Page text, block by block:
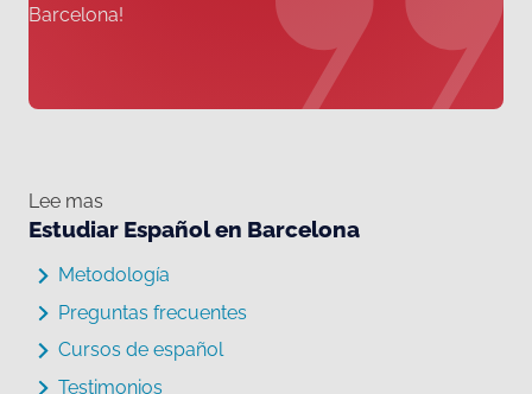
Barcelona!
Lee mas
Estudiar Español en Barcelona
Metodología
Preguntas frecuentes
Cursos de español
Testimonios